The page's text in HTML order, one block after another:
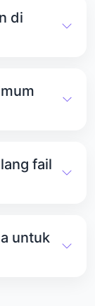
kerana
data.
di
ia akan
dimuat
fail
yang
untuk